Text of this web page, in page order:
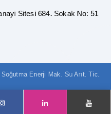
Sitesi 684. Sokak No: 51
Enerji Mak. Su Arıt. Tic.